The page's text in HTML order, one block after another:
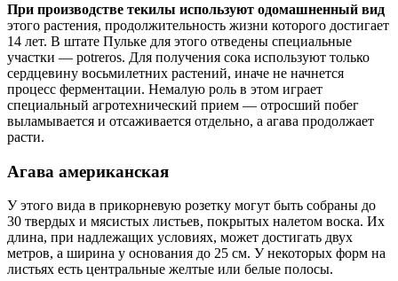
При производстве текилы используют одомашненный вид
этого растения, продолжительность жизни которого достигает
14 лет. В штате Пульке для этого отведены специальные
участки — potreros. Для получения сока используют только
сердцевину восьмилетних растений, иначе не начнется
процесс ферментации. Немалую роль в этом играет
специальный агротехнический прием — отросший побег
выламывается и отсаживается отдельно, а агава продолжает
расти.
Агава американская
У этого вида в прикорневую розетку могут быть собраны до
30 твердых и мясистых листьев, покрытых налетом воска. Их
длина, при надлежащих условиях, может достигать двух
метров, а ширина у основания до 25 см. У некоторых форм на
листьях есть центральные желтые или белые полосы.